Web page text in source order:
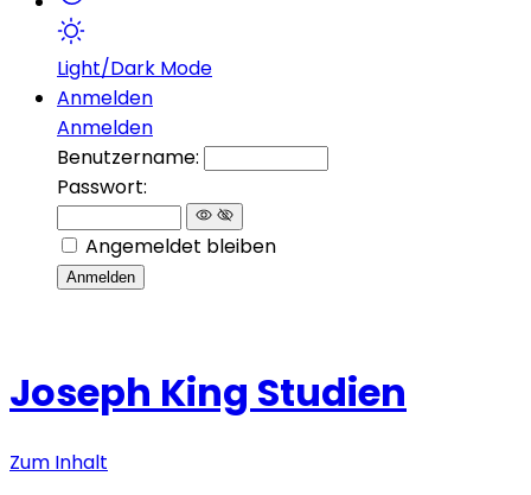
Light/Dark Mode
Anmelden
Anmelden
Benutzername:
Passwort:
Angemeldet bleiben
Anmelden
Joseph King Studien
Zum Inhalt